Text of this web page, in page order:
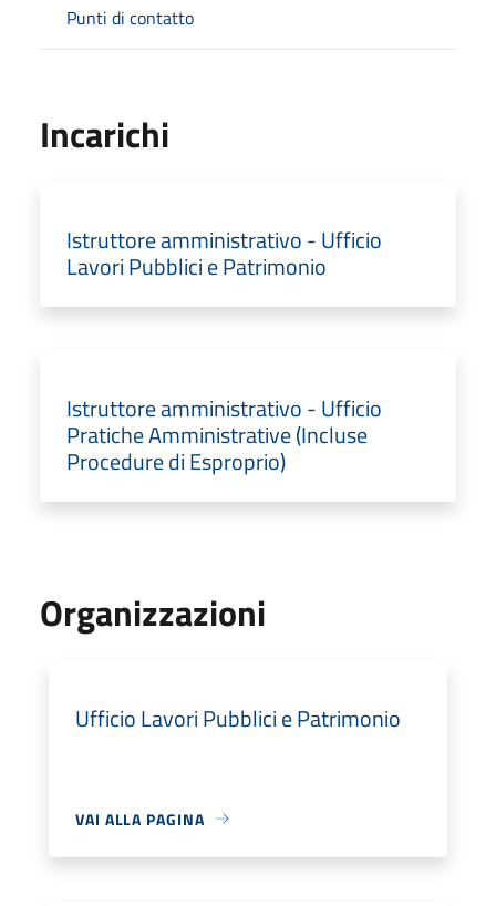
Punti di contatto
Incarichi
Istruttore amministrativo - Ufficio
Lavori Pubblici e Patrimonio
Istruttore amministrativo - Ufficio
Pratiche Amministrative (Incluse
Procedure di Esproprio)
Organizzazioni
Ufficio Lavori Pubblici e Patrimonio
VAI ALLA PAGINA